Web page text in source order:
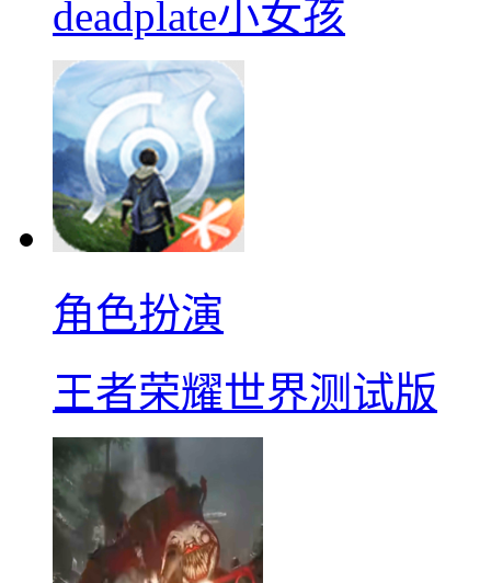
deadplate小女孩
角色扮演
王者荣耀世界测试版